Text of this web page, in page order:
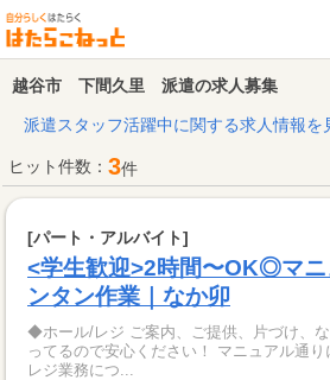
越谷市 下間久里 派遣の求人募集
派遣スタッフ活躍中に関する求人情報を
ヒット件数： 3件
[パート・アルバイト]
<学生歓迎>2時間〜OK◎マニ
ンタン作業｜なか卯
◆ホール/レジ ご案内、ご提供、片づけ、など。 すべてやり方
ってるので安心ください！ マニュアル通り
レジ業務につ...